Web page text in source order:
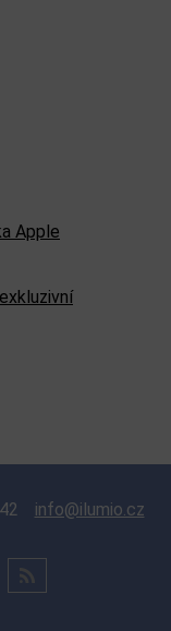
Apple
info@ilumio.cz